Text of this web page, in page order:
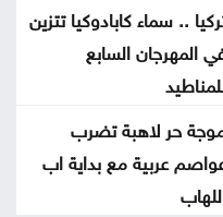
الجامعات الأردنية
ووصيفه البطولة
رحلات برنامج
مناطق المملكة
.. سماء كابادوكيا تتزين
المهرجان السابع
حر لاهبة تضرب
عربية مع بداية اب